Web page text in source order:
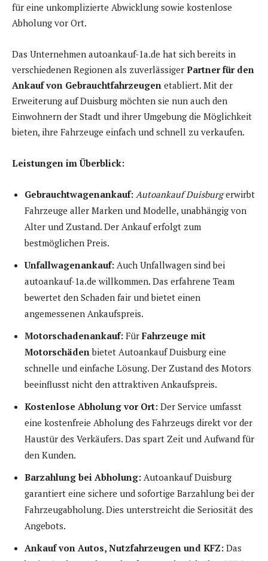
für eine unkomplizierte Abwicklung sowie kostenlose
Abholung vor Ort.
Das Unternehmen autoankauf-1a.de hat sich bereits in
verschiedenen Regionen als zuverlässiger Partner für den
Ankauf von Gebrauchtfahrzeugen etabliert. Mit der
Erweiterung auf Duisburg möchten sie nun auch den
Einwohnern der Stadt und ihrer Umgebung die Möglichkeit
bieten, ihre Fahrzeuge einfach und schnell zu verkaufen.
Leistungen im Überblick:
Gebrauchtwagenankauf: Autoankauf Duisburgerwirbt
Fahrzeuge aller Marken und Modelle, unabhängig von
Alter und Zustand. Der Ankauf erfolgt zum
bestmöglichen Preis.
Unfallwagenankauf: Auch Unfallwagen sind bei
autoankauf-1a.de willkommen. Das erfahrene Team
bewertet den Schaden fair und bietet einen
angemessenen Ankaufspreis.
Motorschadenankauf: Für Fahrzeuge mit
Motorschäden bietet Autoankauf Duisburg eine
schnelle und einfache Lösung. Der Zustand des Motors
beeinflusst nicht den attraktiven Ankaufspreis.
Kostenlose Abholung vor Ort: Der Service umfasst
eine kostenfreie Abholung des Fahrzeugs direkt vor der
Haustür des Verkäufers. Das spart Zeit und Aufwand für
den Kunden.
Barzahlung bei Abholung: Autoankauf Duisburg
garantiert eine sichere und sofortige Barzahlung bei der
Fahrzeugabholung. Dies unterstreicht die Seriosität des
Angebots.
Ankauf von Autos, Nutzfahrzeugen und KFZ: Das